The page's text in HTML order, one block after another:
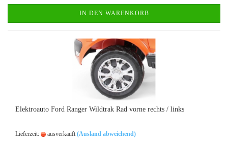
IN DEN WARENKORB
Elektroauto Ford Ranger Wildtrak Rad vorne rechts / links
Lieferzeit: ausverkauft (Ausland abweichend)